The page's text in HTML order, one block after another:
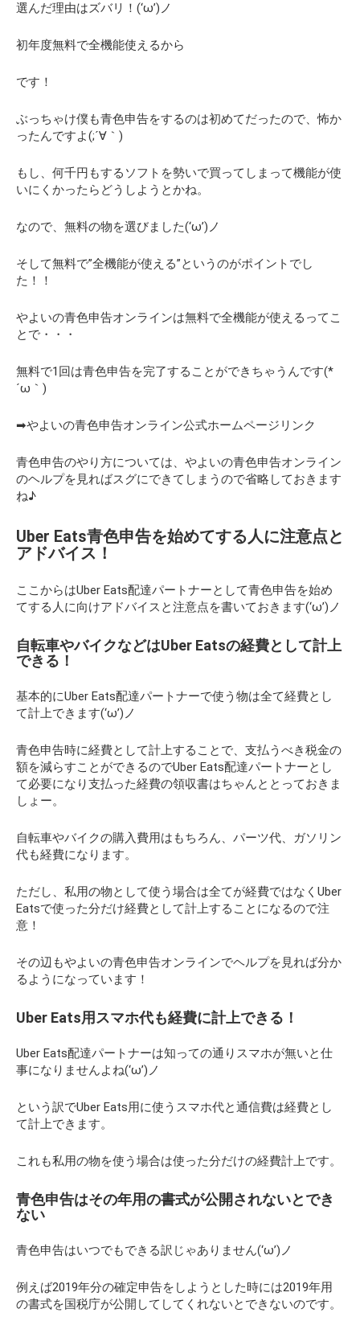
選んだ理由はズバリ！(‘ω’)ノ
初年度無料で全機能使えるから
です！
ぶっちゃけ僕も青色申告をするのは初めてだったので、怖か
ったんですよ(;´∀｀)
もし、何千円もするソフトを勢いで買ってしまって機能が使
いにくかったらどうしようとかね。
なので、無料の物を選びました(‘ω’)ノ
そして無料で”全機能が使える”というのがポイントでし
た！！
やよいの青色申告オンラインは無料で全機能が使えるってこ
とで・・・
無料で1回は青色申告を完了することができちゃうんです(*
´ω｀)
➡やよいの青色申告オンライン公式ホームページリンク
青色申告のやり方については、やよいの青色申告オンライン
のヘルプを見ればスグにできてしまうので省略しておきます
ね♪
Uber Eats青色申告を始めてする人に注意点と
アドバイス！
ここからはUber Eats配達パートナーとして青色申告を始め
てする人に向けアドバイスと注意点を書いておきます(‘ω’)ノ
自転車やバイクなどはUber Eatsの経費として計上
できる！
基本的にUber Eats配達パートナーで使う物は全て経費とし
て計上できます(‘ω’)ノ
青色申告時に経費として計上することで、支払うべき税金の
額を減らすことができるのでUber Eats配達パートナーとし
て必要になり支払った経費の領収書はちゃんととっておきま
しょー。
自転車やバイクの購入費用はもちろん、パーツ代、ガソリン
代も経費になります。
ただし、私用の物として使う場合は全てが経費ではなくUber
Eatsで使った分だけ経費として計上することになるので注
意！
その辺もやよいの青色申告オンラインでヘルプを見れば分か
るようになっています！
Uber Eats用スマホ代も経費に計上できる！
Uber Eats配達パートナーは知っての通りスマホが無いと仕
事になりませんよね(‘ω’)ノ
という訳でUber Eats用に使うスマホ代と通信費は経費とし
て計上できます。
これも私用の物を使う場合は使った分だけの経費計上です。
青色申告はその年用の書式が公開されないとでき
ない
青色申告はいつでもできる訳じゃありません(‘ω’)ノ
例えば2019年分の確定申告をしようとした時には2019年用
の書式を国税庁が公開してしてくれないとできないのです。